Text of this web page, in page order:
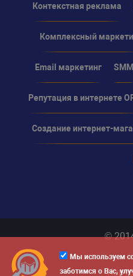
Мы используем
заботимся о Вас,
Контекстная реклама
Комплексный
Email маркетинг SMM
Репутация в интернете
Создание интернет-
©